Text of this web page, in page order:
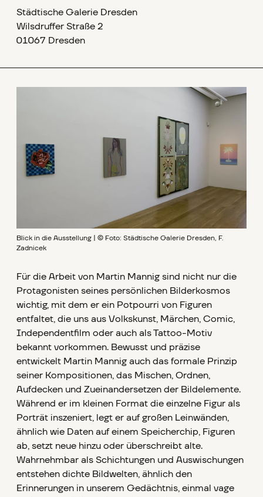
Städtische Galerie Dresden
Wilsdruffer Straße 2
01067 Dresden
Blick in die Ausstellung | © Foto: Städtische Galerie Dresden, F.
Zadnicek
Für die Arbeit von Martin Mannig sind nicht nur die
Protagonisten seines persönlichen Bilderkosmos
wichtig, mit dem er ein Potpourri von Figuren
entfaltet, die uns aus Volkskunst, Märchen, Comic,
Independentfilm oder auch als Tattoo-Motiv
bekannt vorkommen. Bewusst und präzise
entwickelt Martin Mannig auch das formale Prinzip
seiner Kompositionen, das Mischen, Ordnen,
Aufdecken und Zueinandersetzen der Bildelemente.
Während er im kleinen Format die einzelne Figur als
Porträt inszeniert, legt er auf großen Leinwänden,
ähnlich wie Daten auf einem Speicherchip, Figuren
ab, setzt neue hinzu oder überschreibt alte.
Wahrnehmbar als Schichtungen und Auswischungen
entstehen dichte Bildwelten, ähnlich den
Erinnerungen in unserem Gedächtnis, einmal vage